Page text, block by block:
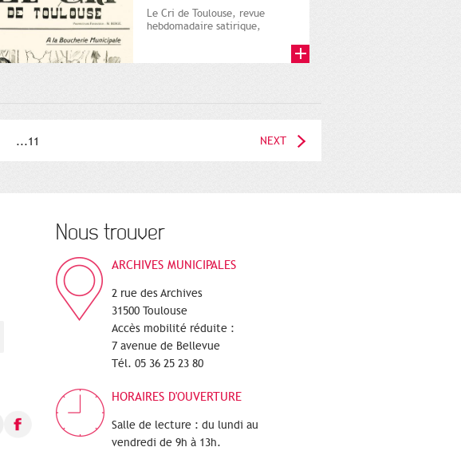
Le Cri de Toulouse, revue
hebdomadaire satirique,
...11 NEXT
Nous trouver
ARCHIVES MUNICIPALES
2 rue des Archives
31500 Toulouse
Accès mobilité réduite :
7 avenue de Bellevue
Tél. 05 36 25 23 80
HORAIRES D'OUVERTURE
Salle de lecture : du lundi au
vendredi de 9h à 13h.